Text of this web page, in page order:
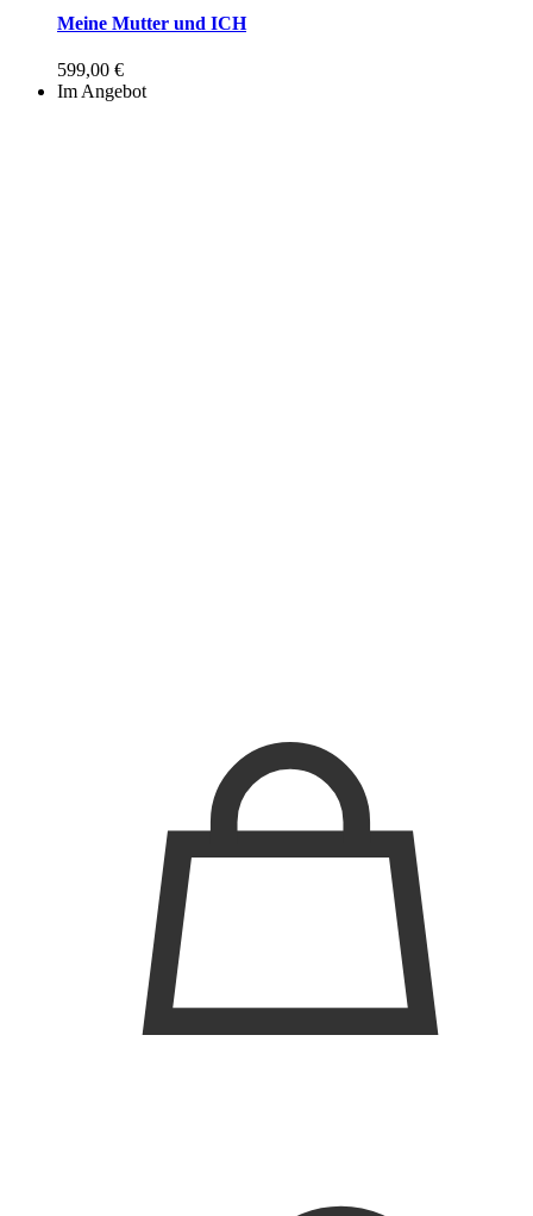
Meine Mutter und ICH
599,00 €
Im Angebot